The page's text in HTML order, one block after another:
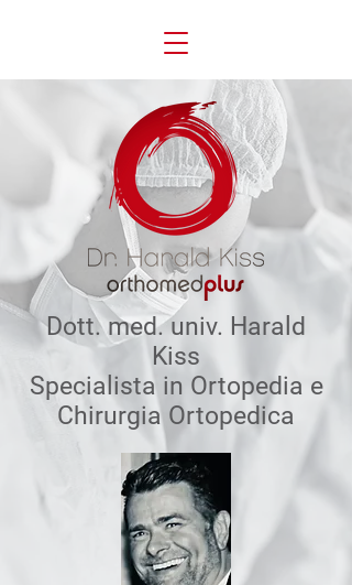
Dott. med. univ. Harald
Kiss
Specialista in Ortopedia e
Chirurgia Ortopedica